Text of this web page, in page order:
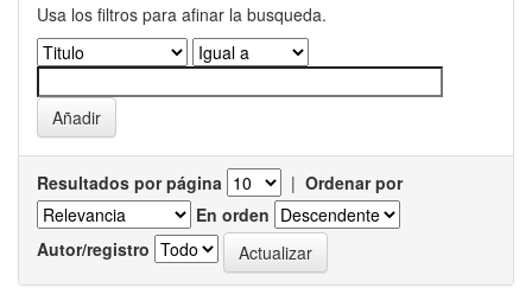
Usa los filtros para afinar la busqueda.
Resultados por página | Ordenar por
En orden
Autor/registro